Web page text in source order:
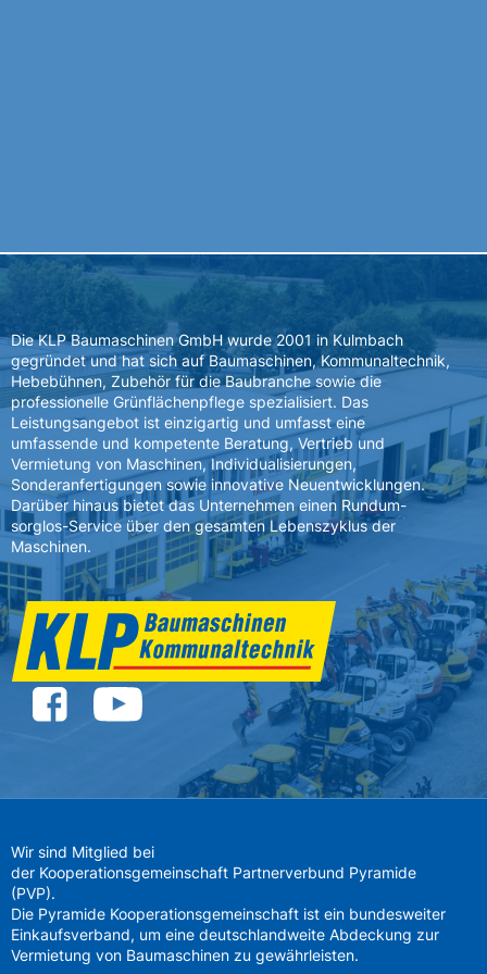
Die KLP Baumaschinen GmbH wurde 2001 in Kulmbach
gegründet und hat sich auf Baumaschinen, Kommunaltechnik,
Hebebühnen, Zubehör für die Baubranche sowie die
professionelle Grünflächenpflege spezialisiert. Das
Leistungsangebot ist einzigartig und umfasst eine
umfassende und kompetente Beratung, Vertrieb und
Vermietung von Maschinen, Individualisierungen,
Sonderanfertigungen sowie innovative Neuentwicklungen.
Darüber hinaus bietet das Unternehmen einen Rundum-
sorglos-Service über den gesamten Lebenszyklus der
Maschinen.
Wir sind Mitglied bei
der Kooperationsgemeinschaft Partnerverbund Pyramide
(PVP).
Die Pyramide Kooperationsgemeinschaft ist ein bundesweiter
Einkaufsverband, um eine deutschlandweite Abdeckung zur
Vermietung von Baumaschinen zu gewährleisten.